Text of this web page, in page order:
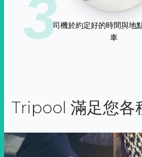
3司機於約定好的時間與地
車
Tripool 滿足您各